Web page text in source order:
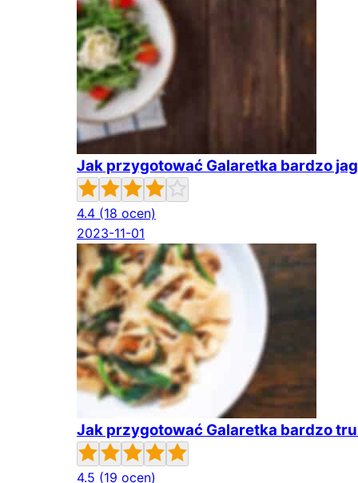
Jak przygotować Galaretka bardzo
4.4 (18 ocen)
2023-11-01
Jak przygotować Galaretka bardzo
4.5 (19 ocen)